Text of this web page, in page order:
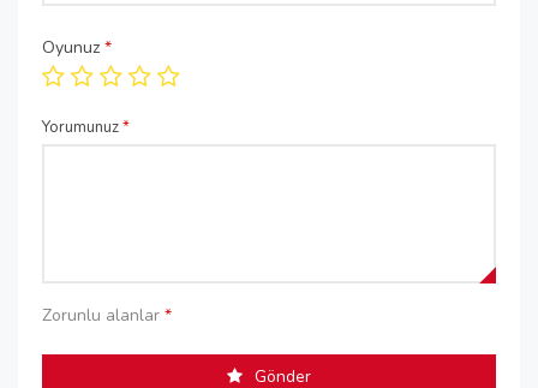
Oyunuz *
Yorumunuz*
Zorunlu alanlar *
Gönder